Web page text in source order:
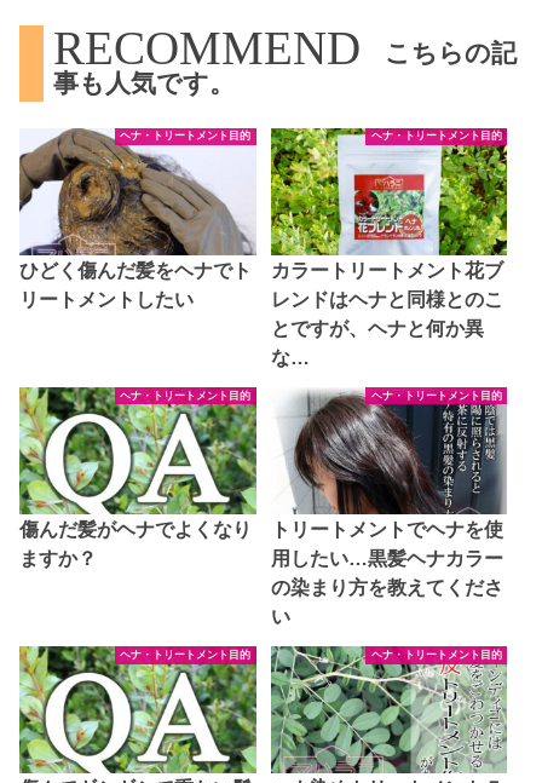
RECOMMEND
こちらの記
事も人気です。
ヘナ・トリートメント目的
ひどく傷んだ髪をヘナでト
リートメントしたい
ヘナ・トリートメント目的
カラートリートメント花ブ
レンドはヘナと同様とのこ
とですが、ヘナと何か異
な…
ヘナ・トリートメント目的
傷んだ髪がヘナでよくなり
ますか？
ヘナ・トリートメント目的
トリートメントでヘナを使
用したい…黒髪ヘナカラー
の染まり方を教えてくださ
い
ヘナ・トリートメント目的 ヘナ・トリートメント目的